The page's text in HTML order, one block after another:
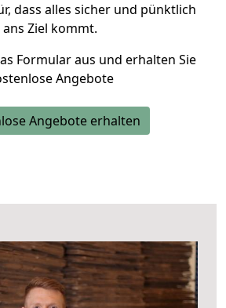
dass alles sicher und pünktlich
ans Ziel kommt.
Formular aus und erhalten Sie
Angebote
Angebote erhalten